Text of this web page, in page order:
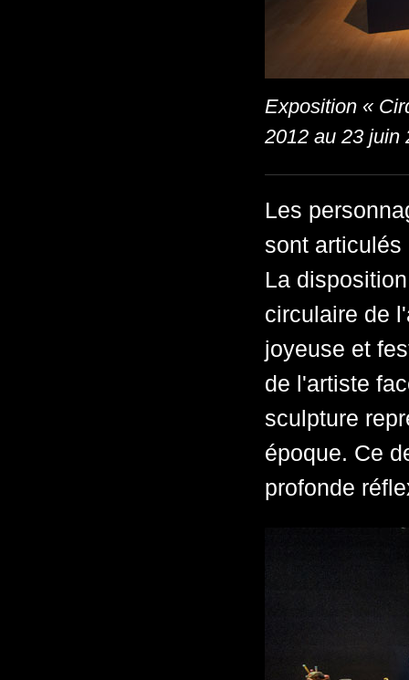
Exposition «
2012 au 23 juin
Les
sont
La
circulaire de
joyeuse et
de l'artiste
sculpture
époque. Ce
profonde